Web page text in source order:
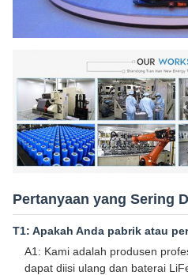
Pertanyaan yang Sering
T1: Apakah Anda pabrik atau
A1: Kami adalah produsen
dapat diisi ulang dan baterai